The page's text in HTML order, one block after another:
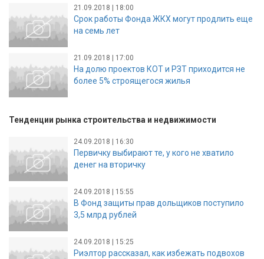
21.09.2018 | 18:00
Срок работы Фонда ЖКХ могут продлить еще
на семь лет
21.09.2018 | 17:00
На долю проектов КОТ и РЗТ приходится не
более 5% строящегося жилья
Тенденции рынка строительства и недвижимости
24.09.2018 | 16:30
Первичку выбирают те, у кого не хватило
денег на вторичку
24.09.2018 | 15:55
В Фонд защиты прав дольщиков поступило
3,5 млрд рублей
24.09.2018 | 15:25
Риэлтор рассказал, как избежать подвохов